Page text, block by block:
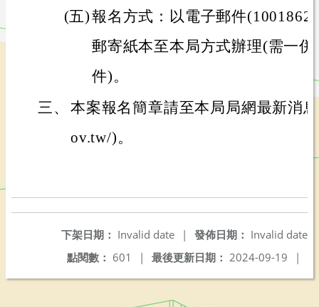
(五)報名方式：以電子郵件
郵寄紙本至本局方式辦理(需一
件)。
三、 本案報名簡章請至本局局網最新消
ov.tw/)。
發佈日期： Invalid date
下架日期： Invalid date
|
最後更新日期： 2024-09-19 |
點閱數： 601 |